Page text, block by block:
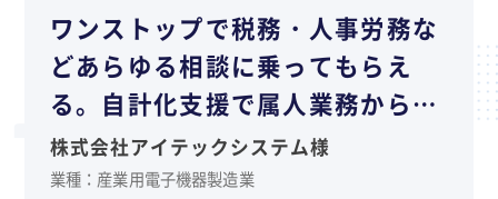
ワンストップで税務・人事労務な
どあらゆる相談に乗ってもらえ
る。自計化支援で属人業務から解
放されて、財務状況の把握も容易
になった
株式会社アイテックシステム様
業種：産業用電子機器製造業